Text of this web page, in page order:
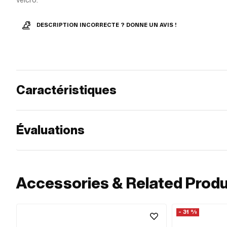
DESCRIPTION INCORRECTE ? DONNE UN AVIS !
Caractéristiques
Évaluations
Accessories & Related
- 31 %